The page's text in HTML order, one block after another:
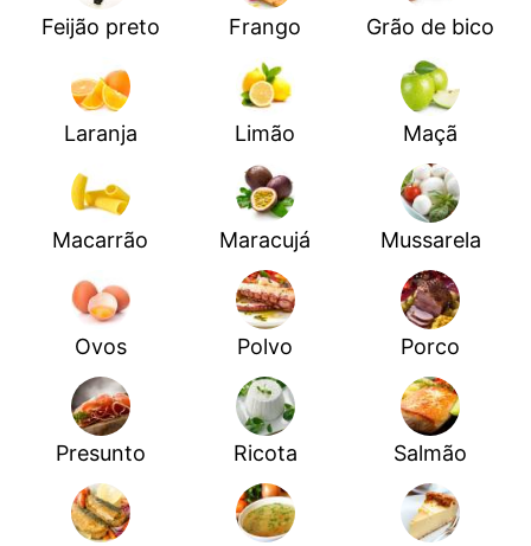
Feijão preto Frango Grão de bico
Laranja Limão Maçã
Macarrão Maracujá Mussarela
Ovos Polvo Porco
Presunto Ricota Salmão